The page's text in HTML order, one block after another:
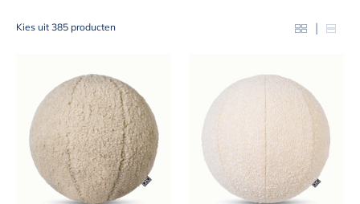
Kies uit 385 producten |